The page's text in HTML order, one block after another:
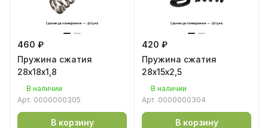
460 ₽
Пружина сжатия
28х18х1,8
В наличии
Арт. 0000000305
В корзину
420 ₽
Пружина сжатия
28х15х2,5
В наличии
Арт. 0000000304
В корзину